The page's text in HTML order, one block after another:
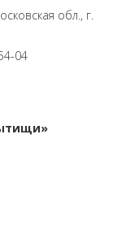
обл., г.
04